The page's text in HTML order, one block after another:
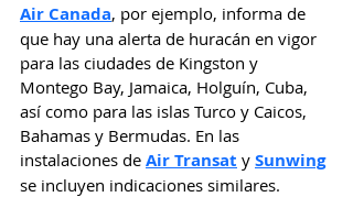
Air Canada, por ejemplo, informa de
que hay una alerta de huracán en vigor
para las ciudades de Kingston y
Montego Bay, Jamaica, Holguín, Cuba,
así como para las islas Turco y Caicos,
Bahamas y Bermudas. En las
instalaciones de Air Transat y Sunwing
se incluyen indicaciones similares.